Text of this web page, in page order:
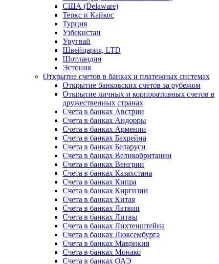
США (Delaware)
Теркс и Кайкос
Турция
Узбекистан
Уругвай
Швейцария, LTD
Шотландия
Эстония
Открытие счетов в банках и платежных системах
Открытие банковских счетов за рубежом
Открытие личных и корпоративных счетов в
дружественных странах
Счета в банках Австрии
Счета в банках Андорры
Счета в банках Армении
Счета в банках Бахрейна
Счета в банках Беларуси
Счета в банках Великобритании
Счета в банках Венгрии
Счета в банках Казахстана
Счета в банках Кипра
Счета в банках Киргизии
Счета в банках Китая
Счета в банках Латвии
Счета в банках Литвы
Счета в банках Лихтенштейна
Счета в банках Люксембурга
Счета в банках Маврикия
Счета в банках Монако
Счета в банках ОАЭ